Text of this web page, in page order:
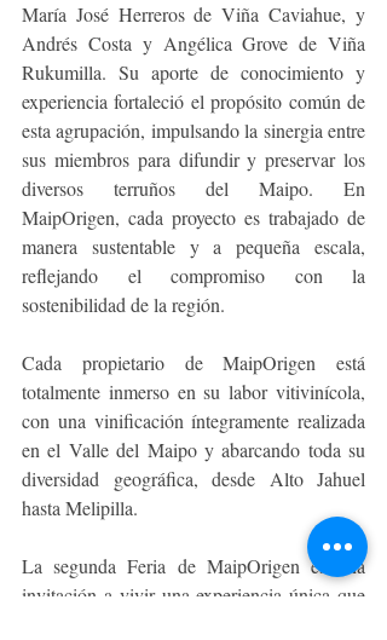
María José Herreros de Viña Caviahue, y
Andrés Costa y Angélica Grove de Viña
Rukumilla. Su aporte de conocimiento y
experiencia fortaleció el propósito común de
esta agrupación, impulsando la sinergia entre
sus miembros para difundir y preservar los
diversos terruños del Maipo. En
MaipOrigen, cada proyecto es trabajado de
manera sustentable y a pequeña escala,
reflejando el compromiso con la
sostenibilidad de la región.
Cada propietario de MaipOrigen está
totalmente inmerso en su labor vitivinícola,
con una vinificación íntegramente realizada
en el Valle del Maipo y abarcando toda su
diversidad geográfica, desde Alto Jahuel
hasta Melipilla.
La segunda Feria de MaipOrigen es una
invitación a vivir una experiencia única que